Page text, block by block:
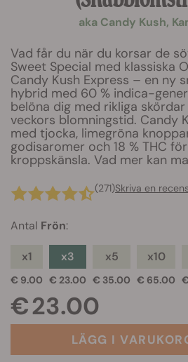
aka Candy Kush,
Vad får du när du korsar de
Sweet Special med klassiska
Candy Kush Express – en ny
hybrid med 60 % indica-
belöna dig med rikliga
veckors blomningstid. Candy
med tjocka, limegröna
godisaromer och 18 % THC
kroppskänsla. Vad mer kan
(271)Skriva en
Antal Frön:
x1
€ 9.00
x3
€ 23.00
x5
€ 35.00
x10
€ 65.00
€ 23.00
LÄGG I